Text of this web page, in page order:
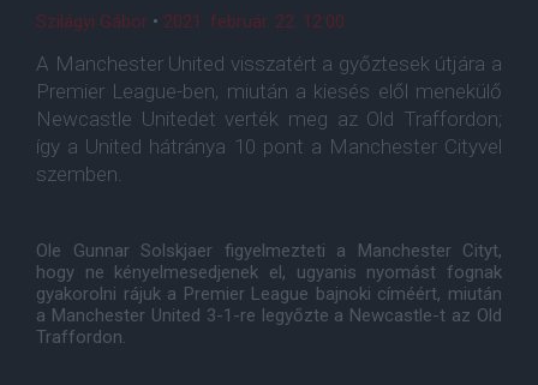
Szilágyi Gábor • 2021. február. 22. 12:00
A Manchester United visszatért a győztesek útjára a
Premier League-ben, miután a kiesés elől menekülő
Newcastle Unitedet verték meg az Old Traffordon;
így a United hátránya 10 pont a Manchester Cityvel
szemben.
Ole Gunnar Solskjaer figyelmezteti a Manchester Cityt,
hogy ne kényelmesedjenek el, ugyanis nyomást fognak
gyakorolni rájuk a Premier League bajnoki címéért, miután
a Manchester United 3-1-re legyőzte a Newcastle-t az Old
Traffordon.